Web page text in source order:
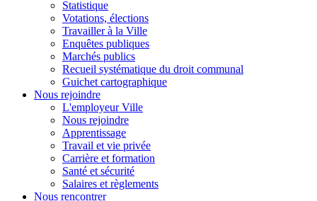
Statistique
Votations, élections
Travailler à la Ville
Enquêtes publiques
Marchés publics
Recueil systématique du droit communal
Guichet cartographique
Nous rejoindre
L'employeur Ville
Nous rejoindre
Apprentissage
Travail et vie privée
Carrière et formation
Santé et sécurité
Salaires et règlements
Nous rencontrer